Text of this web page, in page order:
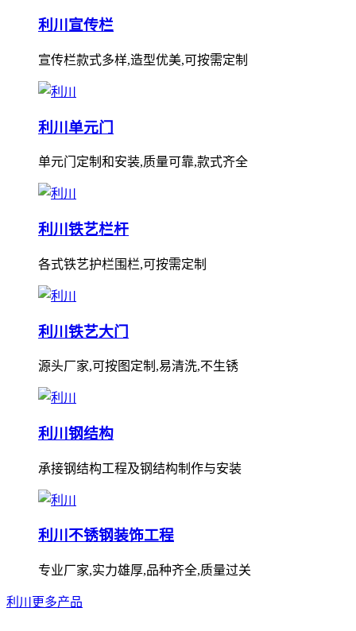
利川宣传栏
宣传栏款式多样,造型优美,可按需定制
利川单元门
单元门定制和安装,质量可靠,款式齐全
利川铁艺栏杆
各式铁艺护栏围栏,可按需定制
利川铁艺大门
源头厂家,可按图定制,易清洗,不生锈
利川钢结构
承接钢结构工程及钢结构制作与安装
利川不锈钢装饰工程
专业厂家,实力雄厚,品种齐全,质量过关
利川更多产品